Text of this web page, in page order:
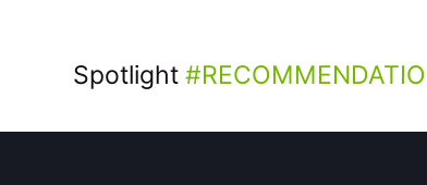
Spotlight